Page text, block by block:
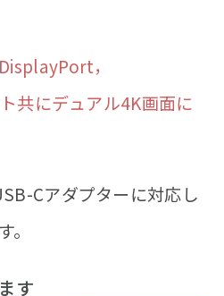
DisplayPort，
共にデュアル4K画面に
Cアダプターに対応し
す